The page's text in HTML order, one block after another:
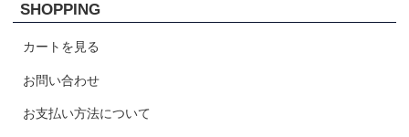
SHOPPING
カートを見る
お問い合わせ
お支払い方法について